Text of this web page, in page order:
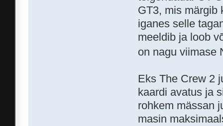
GT3, mis märgib
iganes selle
meeldib ja loob
on nagu viimase
Eks The Crew 2
kaardi avatus ja
rohkem mässan
masin